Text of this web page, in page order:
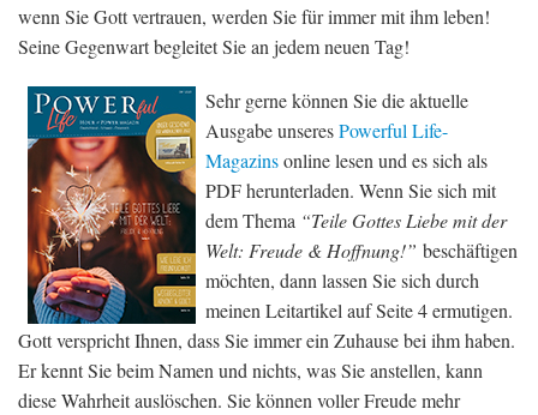
wenn Sie Gott vertrauen, werden Sie für immer mit ihm leben!
Seine Gegenwart begleitet Sie an jedem neuen Tag!
Sehr gerne können Sie die aktuelle
Ausgabe unseresPowerful Life-
Magazinsonline lesen und es sich als
PDF herunterladen. Wenn Sie sich mit
dem Thema “Teile Gottes Liebe mit der
Welt: Freude & Hoffnung!” beschäftigen
möchten, dann lassen Sie sich durch
meinen Leitartikel auf Seite 4 ermutigen.
Gott verspricht Ihnen, dass Sie immer ein Zuhause bei ihm haben.
Er kennt Sie beim Namen und nichts, was Sie anstellen, kann
diese Wahrheit auslöschen. Sie können voller Freude mehr